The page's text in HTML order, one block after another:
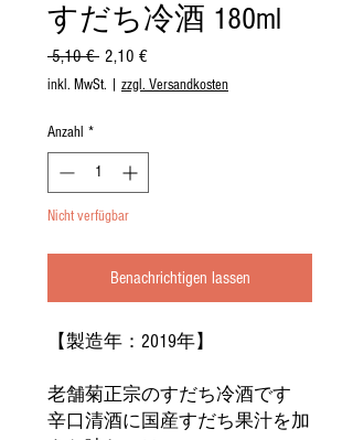
すだち冷酒 180ml
5,10 € Standardpreis
2,10 €Sale-
Preis
inkl. MwSt. zzgl. Versandkosten
Anzahl *
Nicht verfügbar
Benachrichtigen lassen
【製造年：2019年】
老舗菊正宗のすだち冷酒です
辛口清酒に国産すだち果汁を加